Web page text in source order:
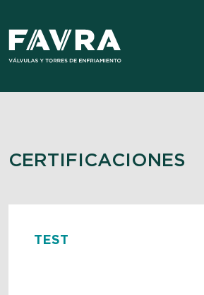
CERTIFICACIONES
TEST